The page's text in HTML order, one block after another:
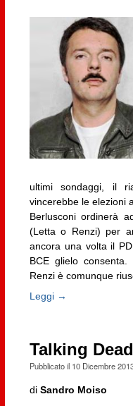
ultimi sondaggi, il
vincerebbe le elezioni
Berlusconi ordinerà
(Letta o Renzi) per
ancora una volta il
BCE glielo consenta.
Renzi è comunque
Leggi →
Talking Dead
Pubblicato il 10 Dicembre
di Sandro Moiso